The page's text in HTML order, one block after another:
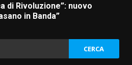
di Rivoluzione”: nuovo
in Banda”